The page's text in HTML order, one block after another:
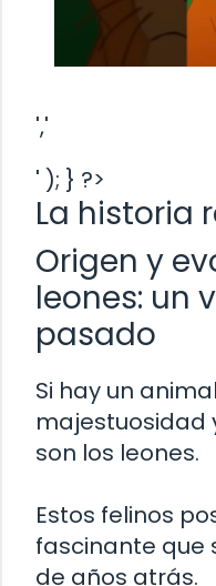
','
' ); } ?>
La historia
Origen y
leones: un
pasado
Si hay un
majestuosidad
son los leones.
Estos felinos
fascinante que
de años atrás.